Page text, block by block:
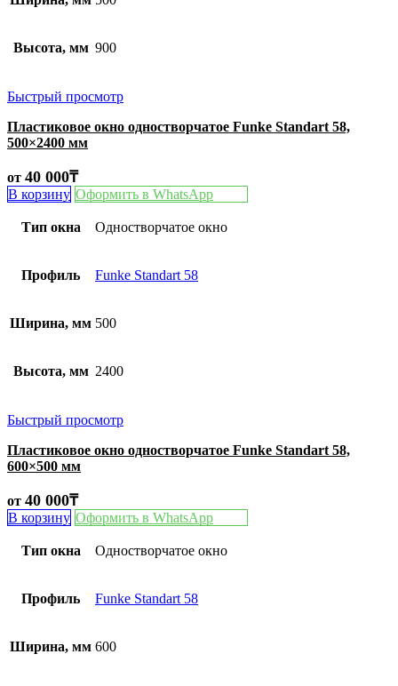
Высота, мм 900
Быстрый просмотр
Пластиковое окно одностворчатое Funke Standart 58,
500×2400 мм
от 40 000₸
В корзину Оформить в WhatsApp
Тип окна Одностворчатое окно
Профиль Funke Standart 58
Ширина, мм 500
Высота, мм 2400
Быстрый просмотр
Пластиковое окно одностворчатое Funke Standart 58,
600×500 мм
от 40 000₸
В корзину Оформить в WhatsApp
Тип окна Одностворчатое окно
Профиль Funke Standart 58
Ширина, мм 600